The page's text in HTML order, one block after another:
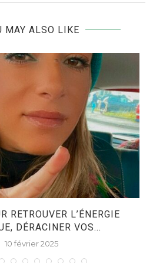
MAY ALSO LIKE
RETROUVER L’ÉNERGIE
DÉRACINER VOS...
10 février 2025